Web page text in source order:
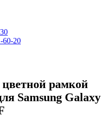
60-20
цветной рамкой
Samsung Galaxy